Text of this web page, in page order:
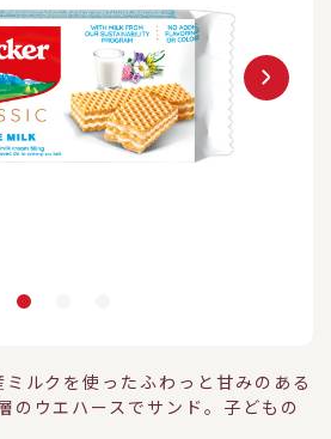
ルクを使ったふわっと甘みのある
のウエハースでサンド。子どもの